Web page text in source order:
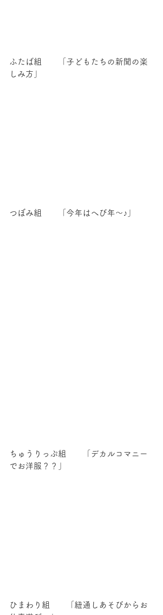
ふたば組　　「子どもたちの新聞の楽
しみ方」
つぼみ組　　「今年はへび年～♪」
ちゅうりっぷ組　　「デカルコマニー
でお洋服？？」
ひまわり組　　「紐通しあそびからお